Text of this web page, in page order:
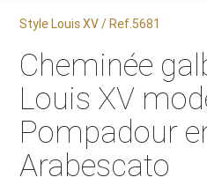
Style Louis XV / Ref.5681
Cheminée
Louis XV
Pompadour
Arabescato